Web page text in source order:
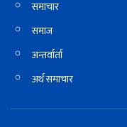
समाचार
समाज
अन्तर्वार्ता
अर्थ समाचार